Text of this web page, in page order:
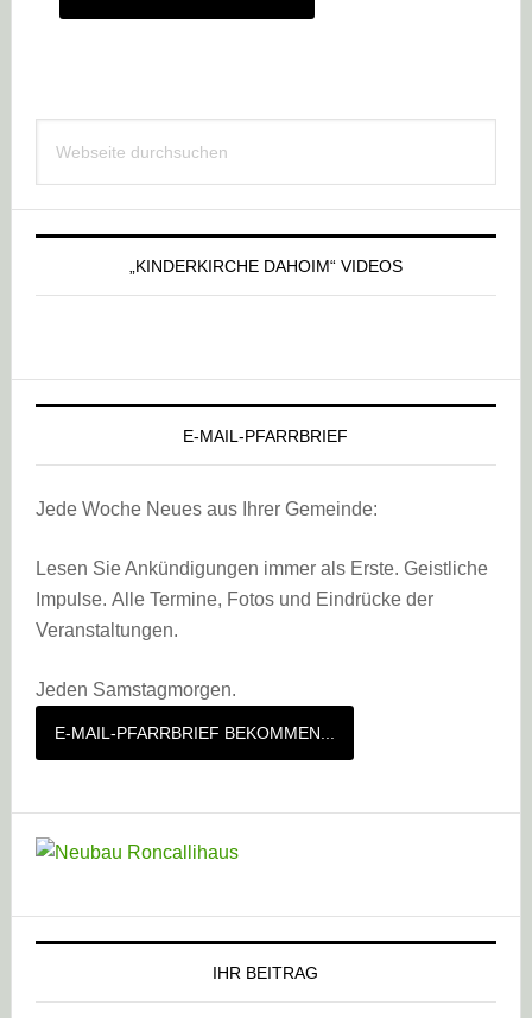
Haupt-
Sidebar
durchsuchen
„KINDERKIRCHE DAHOIM“ VIDEOS
E-MAIL-PFARRBRIEF
Jede Woche Neues aus Ihrer Gemeinde:
Lesen Sie Ankündigungen immer als Erste. Geistliche
Impulse. Alle Termine, Fotos und Eindrücke der
Veranstaltungen.
Jeden Samstagmorgen.
E-MAIL-PFARRBRIEF BEKOMMEN...
IHR BEITRAG